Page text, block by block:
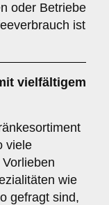
oder Betriebe
ist
vielfältigem
viele
wie
gefragt sind,